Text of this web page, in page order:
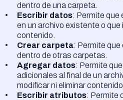
dentro de una carpeta.
Escribir datos: Permite que
en un archivo existente o que
contenido.
Crear carpeta: Permite
dentro de otras carpetas.
Agregar datos: Permite
adicionales al final de un
modificar ni eliminar
Escribir atributos: Permite